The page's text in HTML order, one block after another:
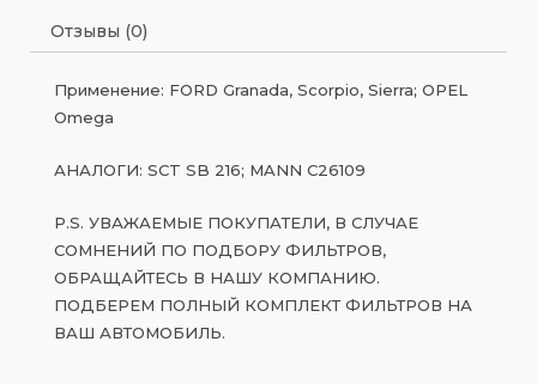
Отзывы (0)
Применение: FORD Granada, Scorpio, Sierra; OPEL
Omega
АНАЛОГИ: SCT SB 216; MANN C26109
P.S. УВАЖАЕМЫЕ ПОКУПАТЕЛИ, В СЛУЧАЕ
СОМНЕНИЙ ПО ПОДБОРУ ФИЛЬТРОВ,
ОБРАЩАЙТЕСЬ В НАШУ КОМПАНИЮ.
ПОДБЕРЕМ ПОЛНЫЙ КОМПЛЕКТ ФИЛЬТРОВ НА
ВАШ АВТОМОБИЛЬ.